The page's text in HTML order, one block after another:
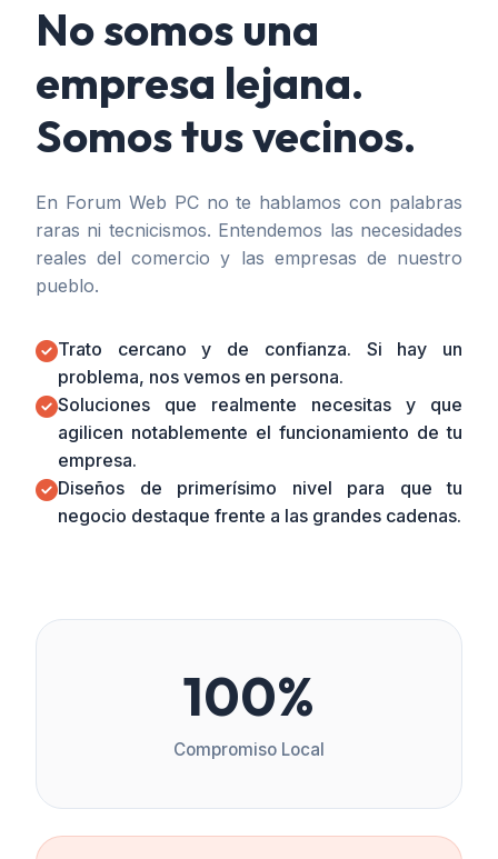
No somos una
empresa lejana.
Somos tus vecinos.
En Forum Web PC no te hablamos con palabras
raras ni tecnicismos. Entendemos las necesidades
reales del comercio y las empresas de nuestro
pueblo.
Trato cercano y de confianza. Si hay un
problema, nos vemos en persona.
Soluciones que realmente necesitas y que
agilicen notablemente el funcionamiento de tu
empresa.
Diseños de primerísimo nivel para que tu
negocio destaque frente a las grandes cadenas.
100%
Compromiso Local